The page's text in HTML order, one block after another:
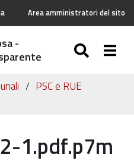
Area amministratori del sito
-
PSC e RUE
1.pdf.p7m